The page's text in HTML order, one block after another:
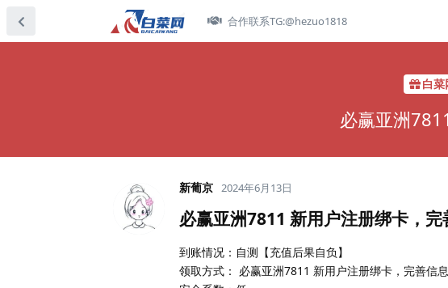
合作联系TG:@hezuo1818
白
必赢亚洲
新葡京 2024年6月13日
必赢亚洲7811 新用户注册绑卡，
到账情况：自测【充值后果自负】
领取方式： 必赢亚洲7811 新用户注册绑卡，完善信